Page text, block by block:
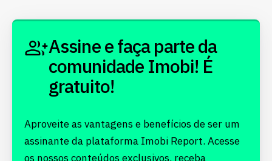
Assine e faça parte da
comunidade Imobi! É
gratuito!
Aproveite as vantagens e benefícios de ser um
assinante da plataforma Imobi Report. Acesse
os nossos conteúdos exclusivos, receba